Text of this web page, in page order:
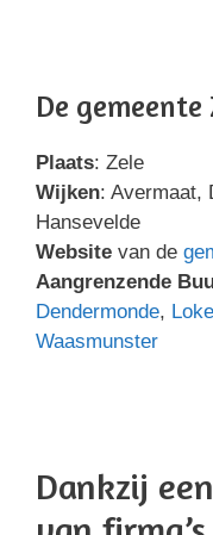
De gemeente
Plaats: Zele
Wijken: Avermaat,
Hansevelde
Website van de
Aangrenzende
Dendermonde,
Waasmunster
Dankzij